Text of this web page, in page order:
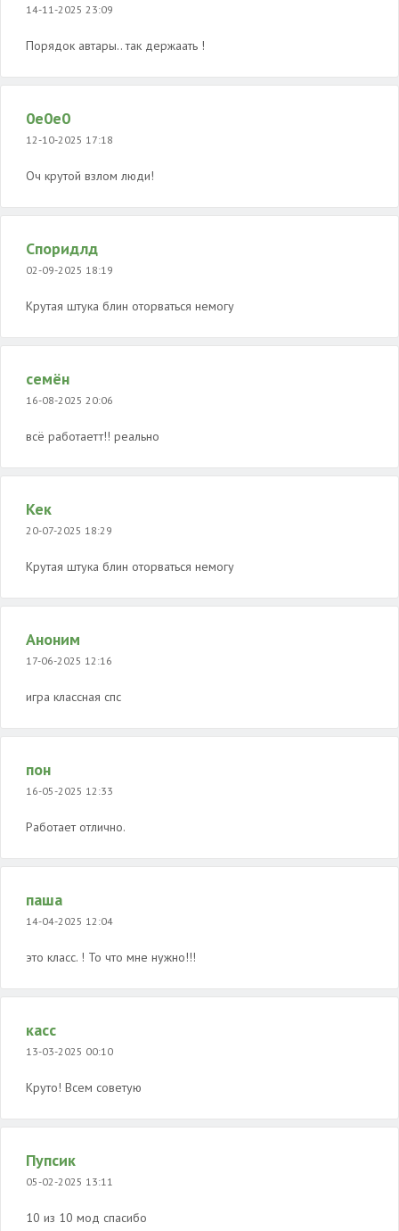
14-11-2025 23:09
Порядок автары.. так держаать !
0e0e0
12-10-2025 17:18
Оч крутой взлом люди!
Споридлд
02-09-2025 18:19
Крутая штука блин оторваться немогу
семён
16-08-2025 20:06
всё работаетт!! реально
Кек
20-07-2025 18:29
Крутая штука блин оторваться немогу
Аноним
17-06-2025 12:16
игра классная спс
пон
16-05-2025 12:33
Работает отлично.
паша
14-04-2025 12:04
это класс. ! То что мне нужно!!!
касс
13-03-2025 00:10
Круто! Всем советую
Пупсик
05-02-2025 13:11
10 из 10 мод спасибо